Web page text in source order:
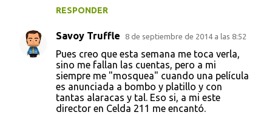
RESPONDER
Savoy Truffle 8 de septiembre de 2014 a las 8:52
Pues creo que esta semana me toca verla,
sino me fallan las cuentas, pero a mi
siempre me "mosquea" cuando una película
es anunciada a bombo y platillo y con
tantas alaracas y tal. Eso si, a mi este
director en Celda 211 me encantó.